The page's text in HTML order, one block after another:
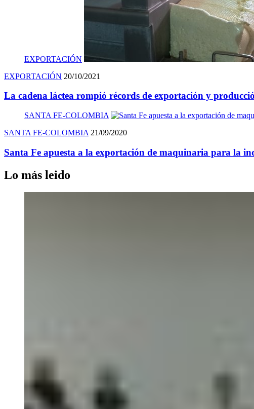
EXPORTACIÓN
EXPORTACIÓN 20/10/2021
La cadena láctea rompió récords de exportación y
SANTA FE-COLOMBIA
SANTA FE-COLOMBIA 21/09/2020
Santa Fe apuesta a la exportación de maquinaria para la
Lo más leido